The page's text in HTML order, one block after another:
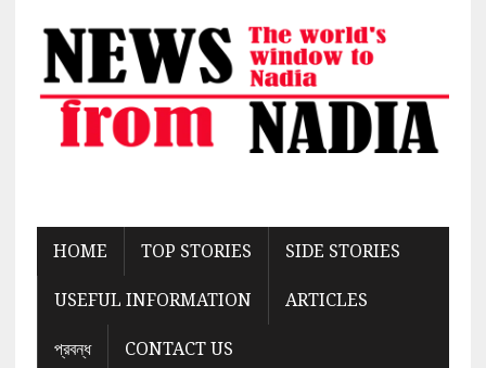
HOME TOP STORIES SIDE STORIES
USEFUL INFORMATION ARTICLES
প্রবন্ধ CONTACT US